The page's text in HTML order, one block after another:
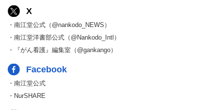
X
・南江堂公式（@nankodo_NEWS）
・南江堂洋書部公式（@Nankodo_Intl）
・『がん看護』編集室（@gankango）
Facebook
・南江堂公式
・NurSHARE